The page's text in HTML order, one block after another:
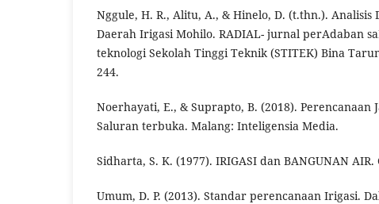
Nggule, H. R., Alitu, A., & Hinelo, D. (t.thn.). Analisis
Daerah Irigasi Mohilo. RADIAL- jurnal perAdaban
teknologi Sekolah Tinggi Teknik (STITEK) Bina
244.
Noerhayati, E., & Suprapto, B. (2018). Perencanaan
Saluran terbuka. Malang: Inteligensia Media.
Sidharta, S. K. (1977). IRIGASI dan BANGUNAN
Umum, D. P. (2013). Standar perencanaan Irigasi.